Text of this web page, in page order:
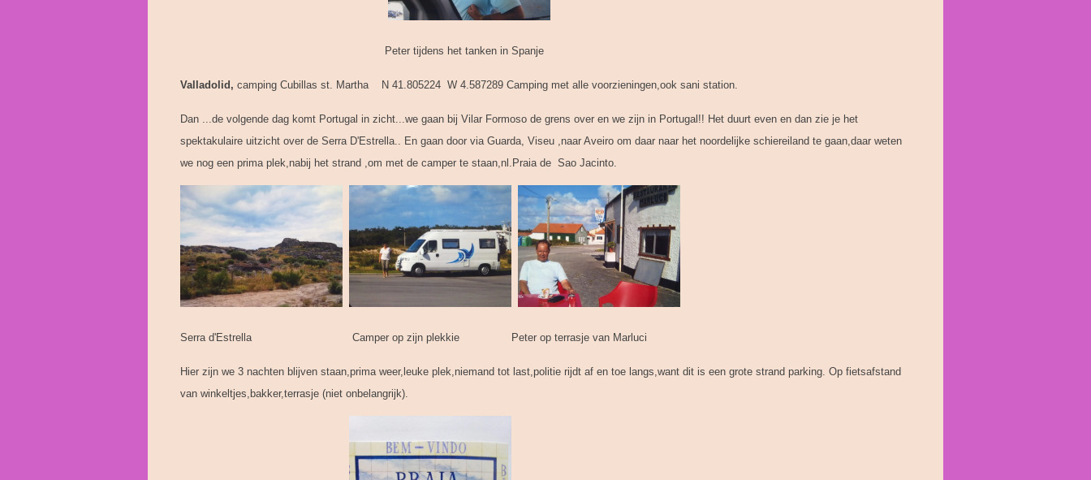
Peter tijdens het tanken in Spanje
Valladolid, camping Cubillas st. Martha N 41.805224 W 4.587289 Camping met alle voorzieningen,ook sani station.
Dan ...de volgende dag komt Portugal in zicht...we gaan bij Vilar Formoso de grens over en we zijn in Portugal!! Het duurt even en dan zie je het
spektakulaire uitzicht over de Serra D'Estrella.. En gaan door via Guarda, Viseu ,naar Aveiro om daar naar het noordelijke schiereiland te gaan,daar weten
we nog een prima plek,nabij het strand ,om met de camper te staan,nl.Praia de Sao Jacinto.
Serra d'Estrella Camper op zijn plekkie Peter op terrasje van Marluci
Hier zijn we 3 nachten blijven staan,prima weer,leuke plek,niemand tot last,politie rijdt af en toe langs,want dit is een grote strand parking. Op fietsafstand
van winkeltjes,bakker,terrasje (niet onbelangrijk).